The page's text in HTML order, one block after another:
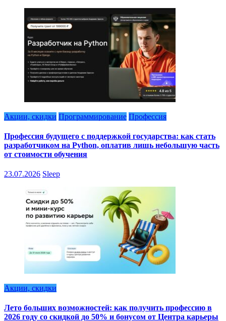
Акции, скидки Программирование Профессия
Профессия будущего с поддержкой государства: как стать
разработчиком на Python, оплатив лишь небольшую часть
от стоимости обучения
23.07.2026 Sleep
Акции, скидки
Лето больших возможностей: как получить профессию в
2026 году со скидкой до 50% и бонусом от Центра карьеры